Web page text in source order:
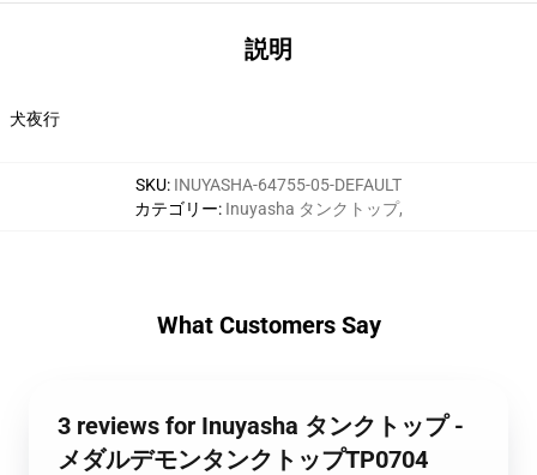
説明
犬夜行
SKU: INUYASHA-64755-05-DEFAULT
カテゴリー: Inuyasha タンクトップ,
What Customers Say
3 reviews for Inuyasha タンクトップ -
メダルデモンタンクトップTP0704